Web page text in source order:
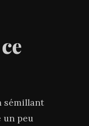
sémillant
un peu